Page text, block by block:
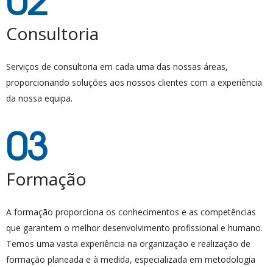
Consultoria
Serviços de consultoria em cada uma das nossas áreas,
proporcionando soluções aos nossos clientes com a experiência
da nossa equipa.
03
Formação
A formação proporciona os conhecimentos e as competências
que garantem o melhor desenvolvimento profissional e humano.
Temos uma vasta experiência na organização e realização de
formação planeada e à medida, especializada em metodologia